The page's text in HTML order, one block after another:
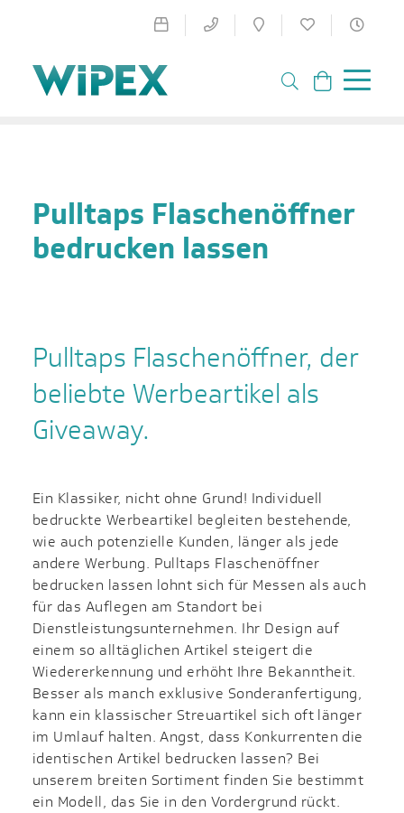
Pulltaps Flaschenöffner
bedrucken lassen
Pulltaps Flaschenöffner, der
beliebte Werbeartikel als
Giveaway.
Ein Klassiker, nicht ohne Grund! Individuell
bedruckte Werbeartikel begleiten bestehende,
wie auch potenzielle Kunden, länger als jede
andere Werbung. Pulltaps Flaschenöffner
bedrucken lassen lohnt sich für Messen als auch
für das Auflegen am Standort bei
Dienstleistungsunternehmen. Ihr Design auf
einem so alltäglichen Artikel steigert die
Wiedererkennung und erhöht Ihre Bekanntheit.
Besser als manch exklusive Sonderanfertigung,
kann ein klassischer Streuartikel sich oft länger
im Umlauf halten. Angst, dass Konkurrenten die
identischen Artikel bedrucken lassen? Bei
unserem breiten Sortiment finden Sie bestimmt
ein Modell, das Sie in den Vordergrund rückt.